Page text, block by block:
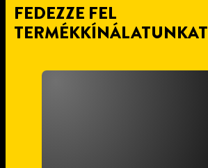
FEDEZZE FEL
TERMÉKKÍNÁLATUNKAT